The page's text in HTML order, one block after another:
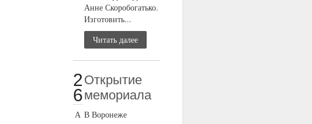
Анне Скоробогатько.
Изготовить...
Читать далее
2
6
А
Открытие
мемориала
В Воронеже